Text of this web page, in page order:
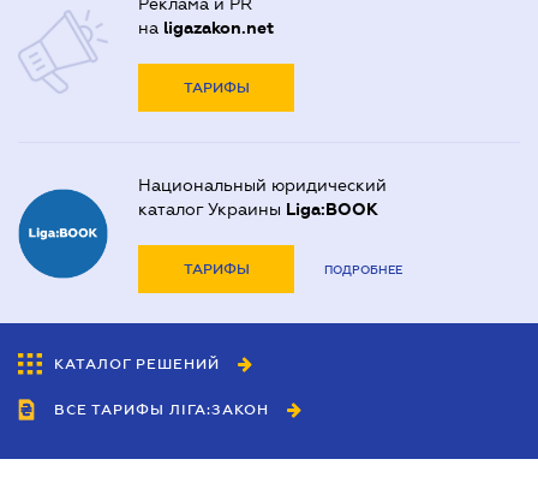
на ligazakon.net
ТАРИФЫ
Национальный юридический
каталог Украины Liga:BOOK
ТАРИФЫ ПОДРОБНЕЕ
КАТАЛОГ РЕШЕНИЙ
ВСЕ ТАРИФЫ ЛІГА:ЗАКОН